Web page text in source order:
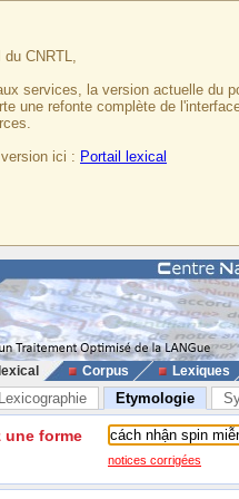
CNRTL,
services, la version actuelle du
une refonte complète de
ici : Portail lexical
Corpus Lexiques
Lexicographie Etymologie
une forme
notices corrigées